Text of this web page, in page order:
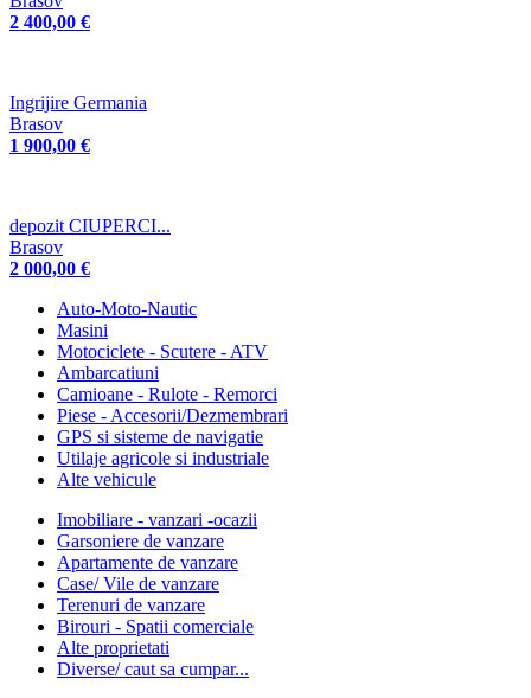
2 400,00 €
Ingrijire Germania
Brasov
1 900,00 €
depozit CIUPERCI...
Brasov
2 000,00 €
Auto-Moto-Nautic
Masini
Motociclete - Scutere - ATV
Ambarcatiuni
Camioane - Rulote - Remorci
Piese - Accesorii/Dezmembrari
GPS si sisteme de navigatie
Utilaje agricole si industriale
Alte vehicule
Imobiliare - vanzari -ocazii
Garsoniere de vanzare
Apartamente de vanzare
Case/ Vile de vanzare
Terenuri de vanzare
Birouri - Spatii comerciale
Alte proprietati
Diverse/ caut sa cumpar...